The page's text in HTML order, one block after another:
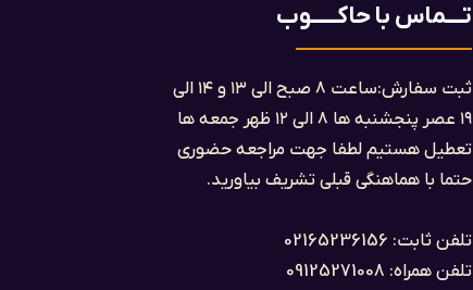
تــــماس با حاکــــــوب
ثبت سفارش:ساعت ۸ صبح الی ۱۳ و ۱۴ الی
۱۹ عصر پنجشنبه ها ۸ الی ۱۲ ظهر جمعه ها
تعطیل هستیم لطفا جهت مراجعه حضوری
حتما با هماهنگی قبلی تشریف بیاورید.
تلفن ثابت: 02165236156
تلفن همراه: 09125271008